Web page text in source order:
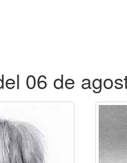
06 de